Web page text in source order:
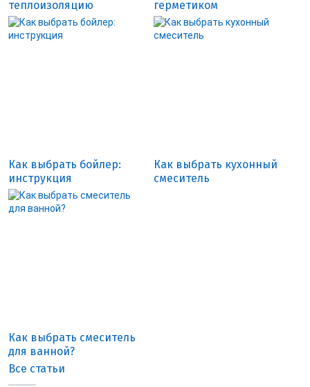
теплоизоляцию
герметиком
Как выбрать бойлер:
инструкция
Как выбрать кухонный
смеситель
Как выбрать смеситель
для ванной?
Все статьи